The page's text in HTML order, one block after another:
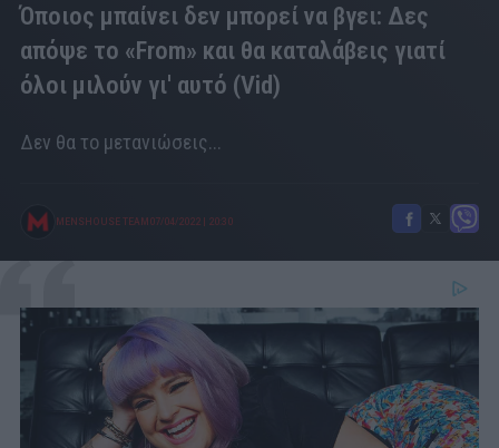
Όποιος μπαίνει δεν μπορεί να βγει: Δες
απόψε το «From» και θα καταλάβεις γιατί
όλοι μιλούν γι' αυτό (Vid)
Δεν θα το μετανιώσεις...
MENSHOUSE TEAM 07/04/2022 20:30